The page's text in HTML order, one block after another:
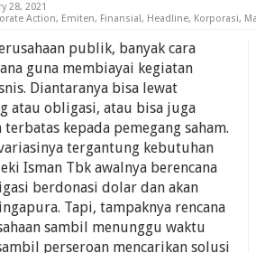
28, 2021
Action, Emiten, Finansial, Headline, Korporasi,
publik, banyak cara
guna membiayai kegiatan
Diantaranya bisa lewat
atau obligasi, atau bisa juga
kepada pemegang saham.
tergantung kebutuhan
Isman Tbk awalnya berencana
berdonasi dolar dan akan
Tapi, tampaknya rencana
sambil menunggu waktu
perseroan mencarikan solusi